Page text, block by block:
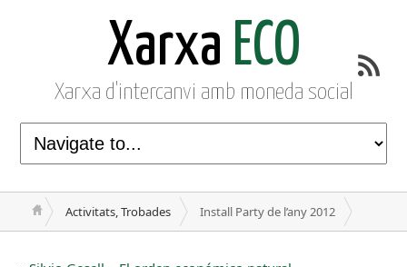
Xarxa ECO
Xarxa d'intercanvi amb moneda social
Activitats, Trobades Install Party de l’any 2012